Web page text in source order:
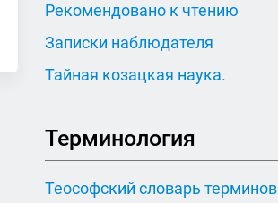
Рекомендовано к чтению
Записки наблюдателя
Тайная козацкая наука.
Терминология
Теософский словарь терминов